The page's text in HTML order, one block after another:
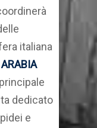
italiana
dedicato
e